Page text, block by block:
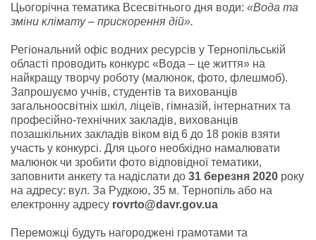
Цьогорічна тематика Всесвітнього дня води: «Вода та
зміни клімату – прискорення дій».
Регіональний офіс водних ресурсів у Тернопільській
області проводить конкурс «Вода – це життя» на
найкращу творчу роботу (малюнок, фото, флешмоб).
Запрошуємо учнів, студентів та вихованців
загальноосвітніх шкіл, ліцеїв, гімназій, інтернатних та
професійно-технічних закладів, вихованців
позашкільних закладів віком від 6 до 18 років взяти
участь у конкурсі. Для цього необхідно намалювати
малюнок чи зробити фото відповідної тематики,
заповнити анкету та надіслати до 31 березня 2020 року
на адресу: вул. За Рудкою, 35 м. Тернопіль або на
електронну адресу rovrto@davr.gov.ua
Переможці будуть нагороджені грамотами та